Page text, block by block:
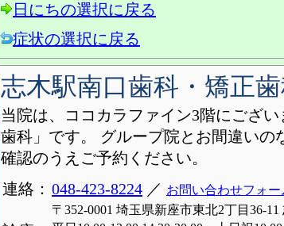
日にちの選択に戻る
症状の選択に戻る
志木駅南口歯科・矯正
当院は、ココカラファイン3階にござ
歯科」です。 グループ院とお間違いの
確認のうえご予約ください。
連絡： 048-423-8224 ／ お問い合わせフォー
〒352-0001 埼玉県新座市東北2丁目36-